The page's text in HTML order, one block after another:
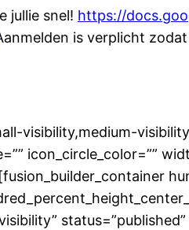
jullie snel! https://
is verplicht
visibility,medium-
icon_circle_color=””
status=”published”